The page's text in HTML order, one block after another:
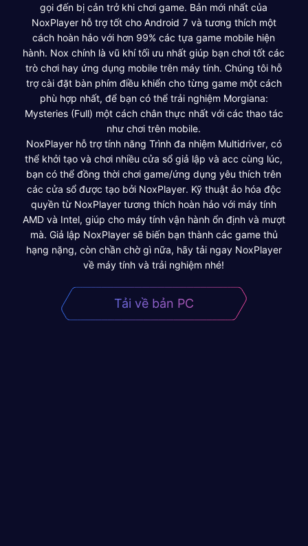
gọi đến bị cản trở khi chơi game. Bản mới nhất của
NoxPlayer hỗ trợ tốt cho Android 7 và tương thích một
cách hoàn hảo với hơn 99% các tựa game mobile hiện
hành. Nox chính là vũ khí tối ưu nhất giúp bạn chơi tốt các
trò chơi hay ứng dụng mobile trên máy tính. Chúng tôi hỗ
trợ cài đặt bàn phím điều khiển cho từng game một cách
phù hợp nhất, để bạn có thể trải nghiệm Morgiana:
Mysteries (Full) một cách chân thực nhất với các thao tác
như chơi trên mobile.
NoxPlayer hỗ trợ tính năng Trình đa nhiệm Multidriver, có
thể khởi tạo và chơi nhiều cửa sổ giả lập và acc cùng lúc,
bạn có thể đồng thời chơi game/ứng dụng yêu thích trên
các cửa sổ được tạo bởi NoxPlayer. Kỹ thuật ảo hóa độc
quyền từ NoxPlayer tương thích hoàn hảo với máy tính
AMD và Intel, giúp cho máy tính vận hành ổn định và mượt
mà. Giả lập NoxPlayer sẽ biến bạn thành các game thủ
hạng nặng, còn chần chờ gì nữa, hãy tải ngay NoxPlayer
về máy tính và trải nghiệm nhé!
Tải về bản PC